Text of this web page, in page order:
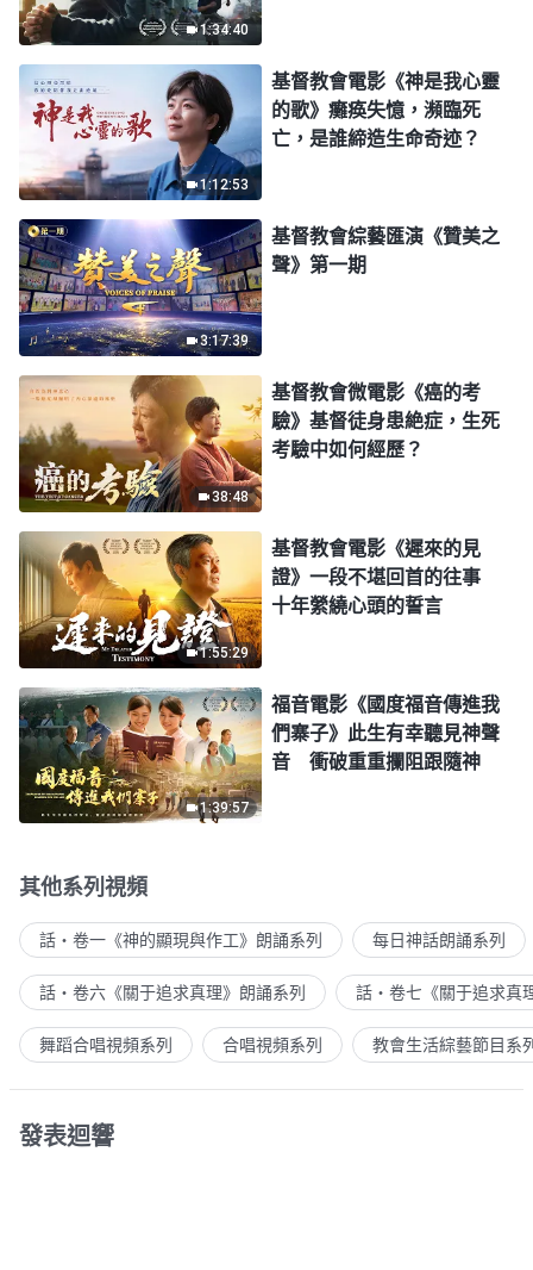
1:34:40
1:12:53
基督教會電影《神是我心靈
的歌》癱痪失憶，瀕臨死
亡，是誰締造生命奇迹？
3:17:39
基督教會綜藝匯演《贊美之
聲》第一期
38:48
基督教會微電影《癌的考
驗》基督徒身患絶症，生死
考驗中如何經歷？
1:55:29
基督教會電影《遲來的見
證》一段不堪回首的往事
十年縈繞心頭的誓言
1:39:57
福音電影《國度福音傳進我
們寨子》此生有幸聽見神聲
音 衝破重重攔阻跟隨神
其他系列視頻
話・卷一《神的顯現與作工》朗誦系列 每日神話朗誦系列
話・卷六《關于追求真理》朗誦系列 話・卷七《關于追求真
舞蹈合唱視頻系列 合唱視頻系列 教會生活綜藝節目系
發表迴響